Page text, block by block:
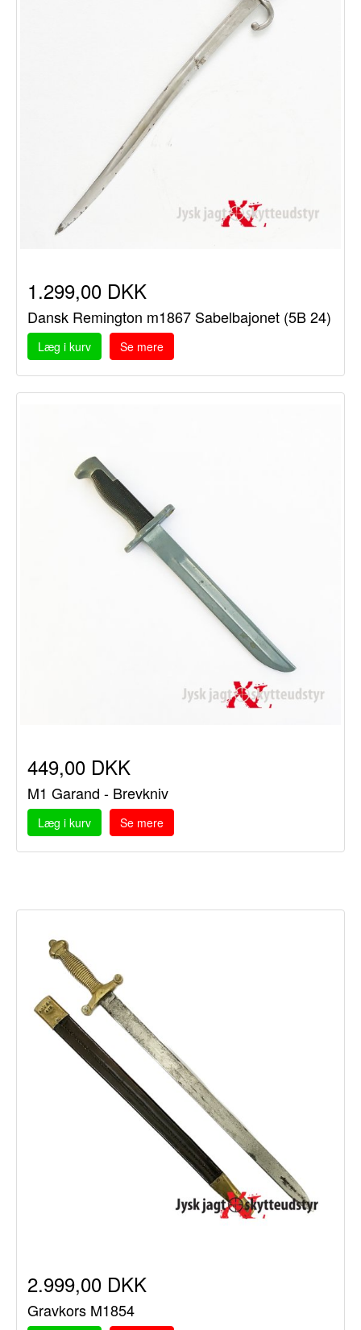
1.299,00 DKK
Dansk Remington m1867 Sabelbajonet (5B 24)
Læg i kurv Se mere
449,00 DKK
M1 Garand - Brevkniv
Læg i kurv Se mere
2.999,00 DKK
Gravkors M1854